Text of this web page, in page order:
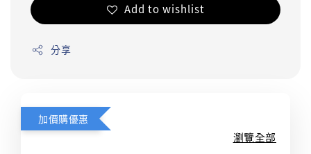
Add to wishlist
分享
加價購優惠
瀏覽全部